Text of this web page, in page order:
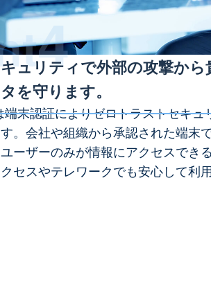
4
ュリティで外部の攻撃から
を守ります。
端末認証によりゼロトラストセキュ
。会社や組織から承認された端末で
ーザーのみが情報にアクセスでき
セスやテレワークでも安心して利